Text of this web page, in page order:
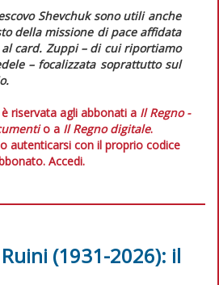
Shevchuk sono utili anche
della missione di pace affidata
al card. Zuppi – di cui riportiamo
– focalizzata soprattutto sul
riservata agli abbonati a Il Regno -
o a Il Regno digitale.
autenticarsi con il proprio codice
Accedi.
(1931-2026): il